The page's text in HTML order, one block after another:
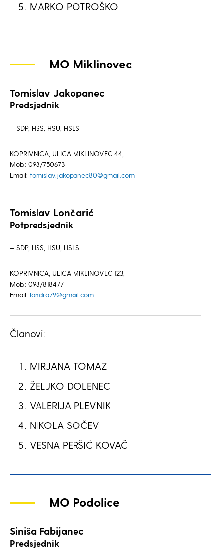
MARKO POTROŠKO
MO Miklinovec
Tomislav Jakopanec
Predsjednik
– SDP, HSS, HSU, HSLS
KOPRIVNICA, ULICA MIKLINOVEC 44,
Mob.: 098/750673
Email: tomislav.jakopanec80@gmail.com
Tomislav Lončarić
Potpredsjednik
– SDP, HSS, HSU, HSLS
KOPRIVNICA, ULICA MIKLINOVEC 123,
Mob.: 098/818477
Email: londra79@gmail.com
Članovi:
MIRJANA TOMAZ
ŽELJKO DOLENEC
VALERIJA PLEVNIK
NIKOLA SOČEV
VESNA PERŠIĆ KOVAČ
MO Podolice
Siniša Fabijanec
Predsjednik